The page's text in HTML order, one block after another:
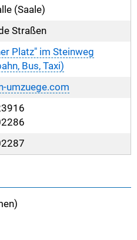
(Saale)
Straßen
Platz" im Steinweg
Bus, Taxi)
umzuege.com